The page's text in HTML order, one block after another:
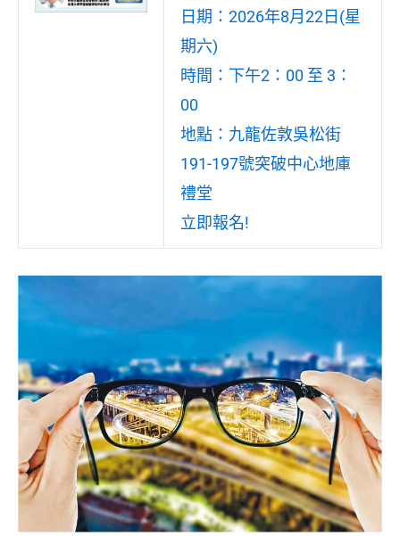
日期：2026年8月22日(星
期六)
時間：下午2：00 至 3：
00
地點：九龍佐敦吳松街
191-197號突破中心地庫
禮堂
立即報名!